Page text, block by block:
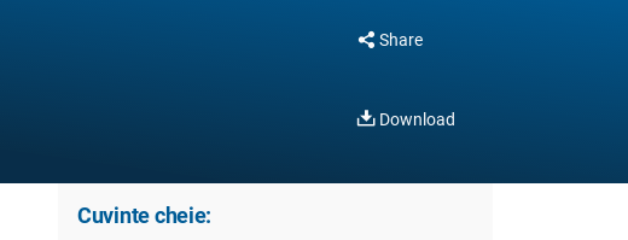
Share
Download
Cuvinte cheie: